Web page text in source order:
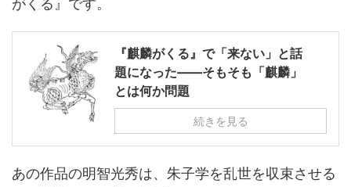
がくる』です。
『麒麟がくる』で「来ない」と話
題になった――そもそも「麒麟」
とは何か問題
続きを見る
あの作品の明智光秀は、朱子学を乱世を収束させる